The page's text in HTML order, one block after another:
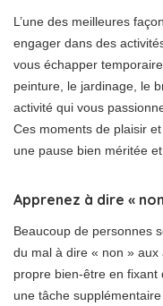
L’une des meilleures
engager dans des
vous échapper
peinture, le jardinage, le
activité qui vous
Ces moments de plaisir
une pause bien méritée
Apprenez à dire «
Beaucoup de personnes
du mal à dire « non »
propre bien-être en fixant
une tâche